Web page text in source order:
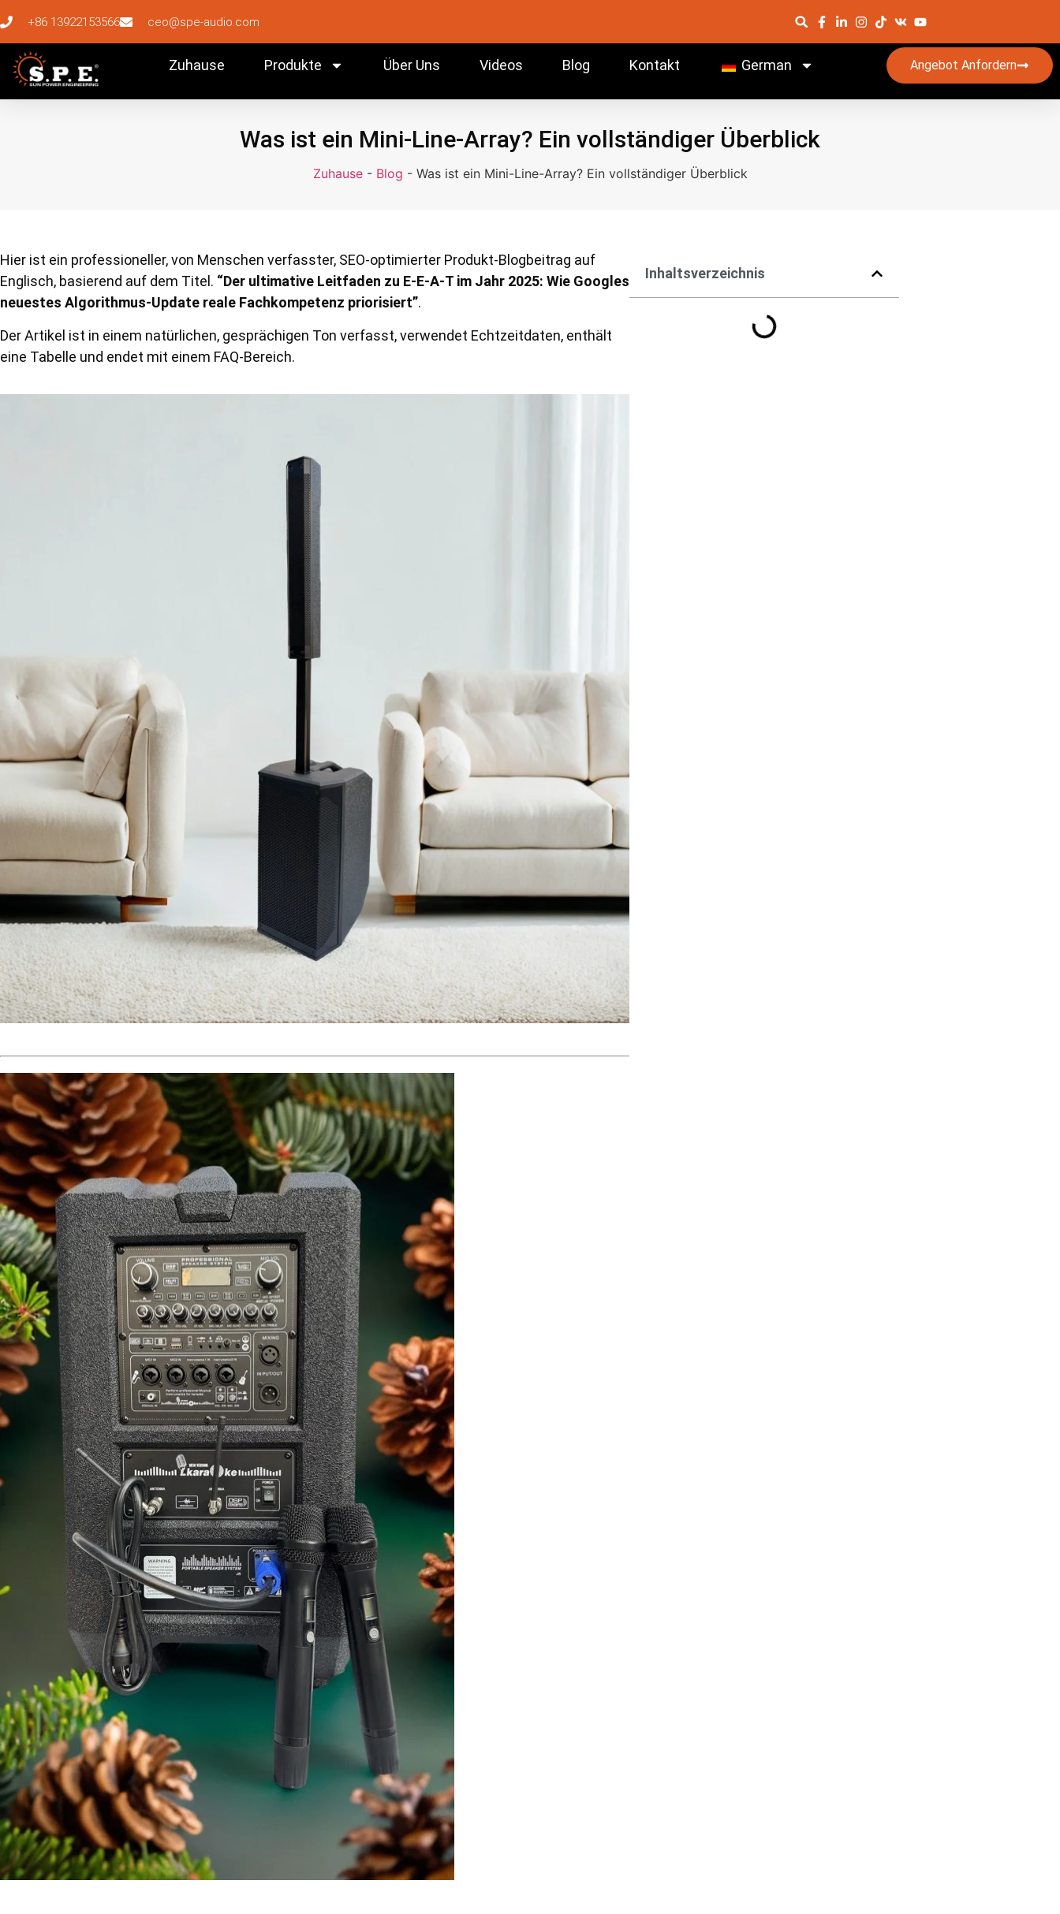
+86 13922153566 ceo@spe-audio.com
Zuhause Produkte Über Uns Videos Blog Kontakt German Angebot Anfordern
Was ist ein Mini-Line-Array? Ein vollständiger Überblick
Zuhause- Blog - Was ist ein Mini-Line-Array? Ein vollständiger Überblick
Hier ist ein professioneller, von Menschen verfasster, SEO-optimierter Produkt-Blogbeitrag auf
Englisch, basierend auf dem Titel. “Der ultimative Leitfaden zu E-E-A-T im Jahr 2025: Wie Googles
neuestes Algorithmus-Update reale Fachkompetenz priorisiert”.
Der Artikel ist in einem natürlichen, gesprächigen Ton verfasst, verwendet Echtzeitdaten, enthält
eine Tabelle und endet mit einem FAQ-Bereich.
Inhaltsverzeichnis